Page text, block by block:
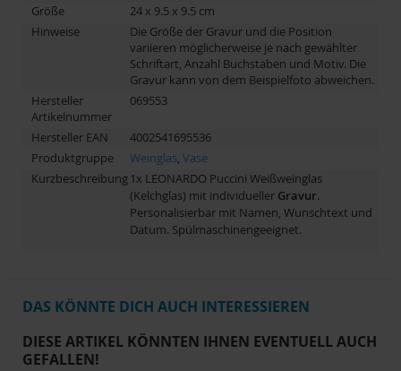
Größe
24 x 9.5 x 9.5 cm
Hinweise
Die Größe der Gravur und die Position
variieren möglicherweise je nach gewählter
Schriftart, Anzahl Buchstaben und Motiv. Die
Gravur kann von dem Beispielfoto abweichen.
Hersteller
Artikelnummer
069553
Hersteller EAN
4002541695536
Produktgruppe
Weinglas, Vase
Kurzbeschreibung 1x LEONARDO Puccini Weißweinglas
(Kelchglas) mit individueller Gravur.
Personalisierbar mit Namen, Wunschtext und
Datum. Spülmaschinengeeignet.
DAS KÖNNTE DICH AUCH INTERESSIEREN
DIESE ARTIKEL KÖNNTEN IHNEN EVENTUELL AUCH
GEFALLEN!